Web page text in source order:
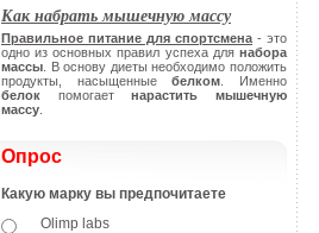
Как набрать мышечную массу
Правильное питание для спортсмена - это
одно из основных правил успеха для набора
массы . В основу диеты необходимо положить
продукты, насыщенныебелком . Именно
белок помогаетнарастить мышечную
массу
Опрос
Какую марку вы предпочитаете
Olimp labs